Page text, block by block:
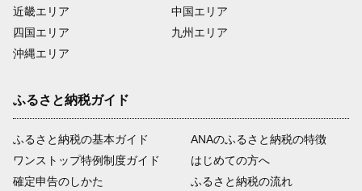
近畿エリア
四国エリア
沖縄エリア
中国エリア
九州エリア
ふるさと納税ガイド
ふるさと納税の基本ガイド
ワンストップ特例制度ガイド
確定申告のしかた
ANAのふるさと納税の特徴
はじめての方へ
ふるさと納税の流れ